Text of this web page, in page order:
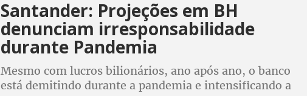
Santander: Projeções em BH
denunciam irresponsabilidade
durante Pandemia
Mesmo com lucros bilionários, ano após ano, o banco
está demitindo durante a pandemia e intensificando a